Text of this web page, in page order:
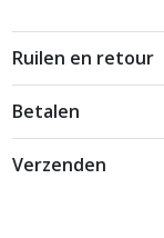
Ruilen en retour
Betalen
Verzenden